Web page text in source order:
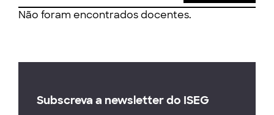
Não foram encontrados docentes.
Subscreva a newsletter do ISEG